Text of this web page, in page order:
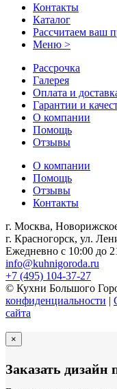
Контакты
Каталог
Рассчитаем ваш
Меню >
Рассрочка
Галерея
Оплата и
Гарантии и
О компании
Помощь
Отзывы
О компании
Помощь
Отзывы
Контакты
г. Москва,
г. Красногорск, ул.
Ежедневно с 10:00 до
info@kuhnigoroda.ru
+7 (495) 104-37-27
© Кухни Большого
конфиденциальности |
сайта
×
Заказать дизайн